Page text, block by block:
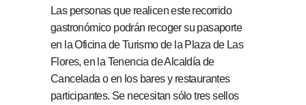
Las personas que realicen este recorrido
gastronómico podrán recoger su pasaporte
en la Oficina de Turismo de la Plaza de Las
Flores, en la Tenencia de Alcaldía de
Cancelada o en los bares y restaurantes
participantes. Se necesitan sólo tres sellos